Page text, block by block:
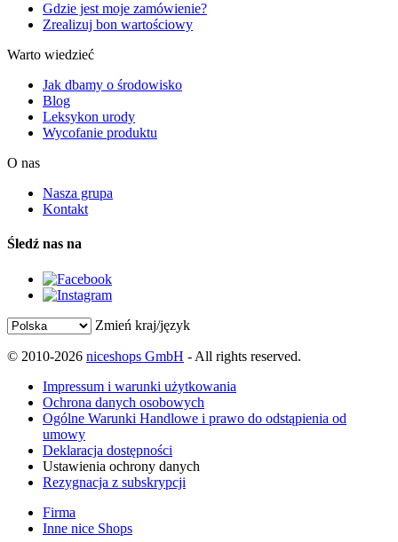
Gdzie jest moje zamówienie?
Zrealizuj bon wartościowy
Warto wiedzieć
Jak dbamy o środowisko
Blog
Leksykon urody
Wycofanie produktu
O nas
Nasza grupa
Kontakt
Śledź nas na
Zmień kraj/język
© 2010-2026 niceshops GmbH - All rights reserved.
Impressum i warunki użytkowania
Ochrona danych osobowych
Ogólne Warunki Handlowe i prawo do odstąpienia od
umowy
Deklaracja dostępności
Ustawienia ochrony danych
Rezygnacja z subskrypcji
Firma
Inne nice Shops